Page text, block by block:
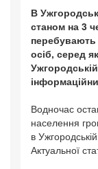
В
станом на 3
перебувають
осіб, серед
Ужгородській
Водночас
населення
в
Актуальної